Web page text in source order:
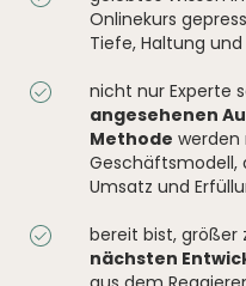
Onlinekurs
Tiefe, Haltung
nicht nur Experte
angesehenen
Methode
Geschäftsmodell,
Umsatz und
bereit bist, größer
nächsten